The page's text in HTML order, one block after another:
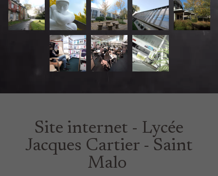
Site internet - Lycée
Jacques Cartier - Saint
Malo